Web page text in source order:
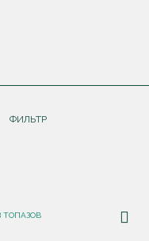
ФИЛЬТР
ТОПАЗОВ